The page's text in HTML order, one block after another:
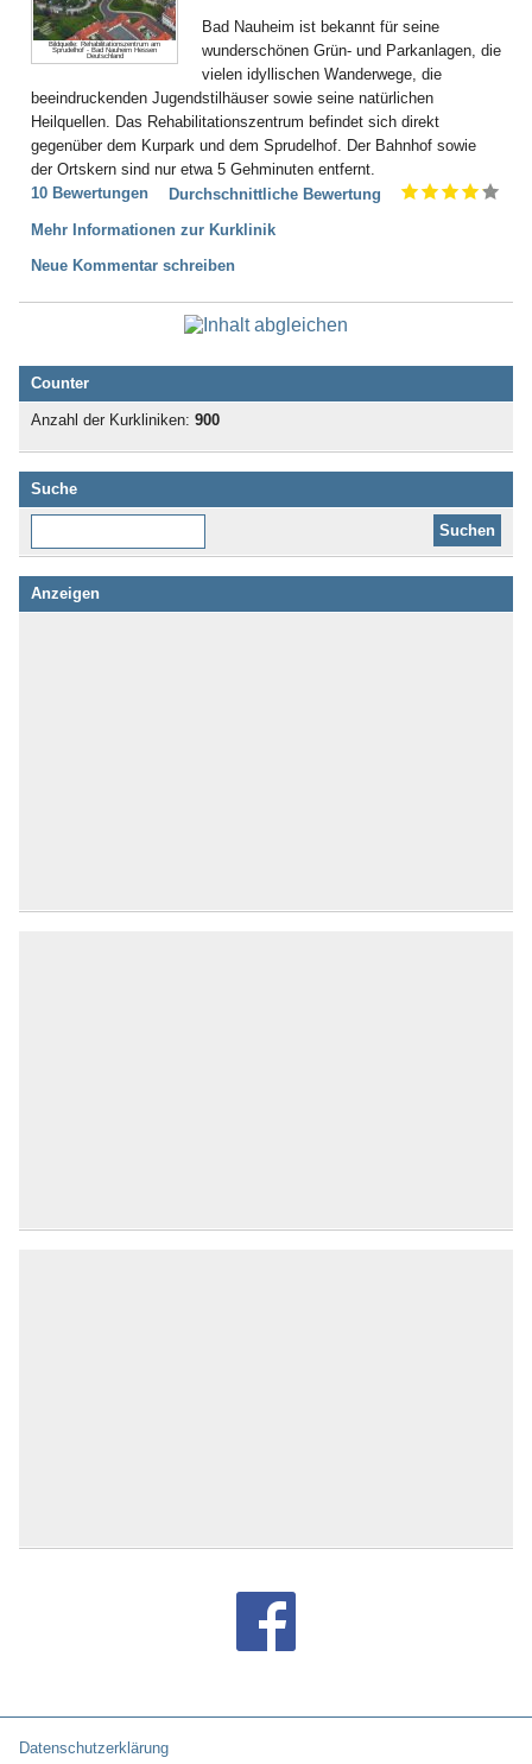
Bildquelle: Rehabilitationszentrum am
Sprudelhof - Bad Nauheim Hessen
Deutschland
Bad Nauheim ist bekannt für seine
wunderschönen Grün- und Parkanlagen, die
vielen idyllischen Wanderwege, die
beeindruckenden Jugendstilhäuser sowie seine natürlichen
Heilquellen. Das Rehabilitationszentrum befindet sich direkt
gegenüber dem Kurpark und dem Sprudelhof. Der Bahnhof sowie
der Ortskern sind nur etwa 5 Gehminuten entfernt.
10 Bewertungen
Durchschnittliche Bewertung
Mehr Informationen zur Kurklinik
Neue Kommentar schreiben
Counter
Anzahl der Kurkliniken: 900
Suche
Anzeigen
Datenschutzerklärung